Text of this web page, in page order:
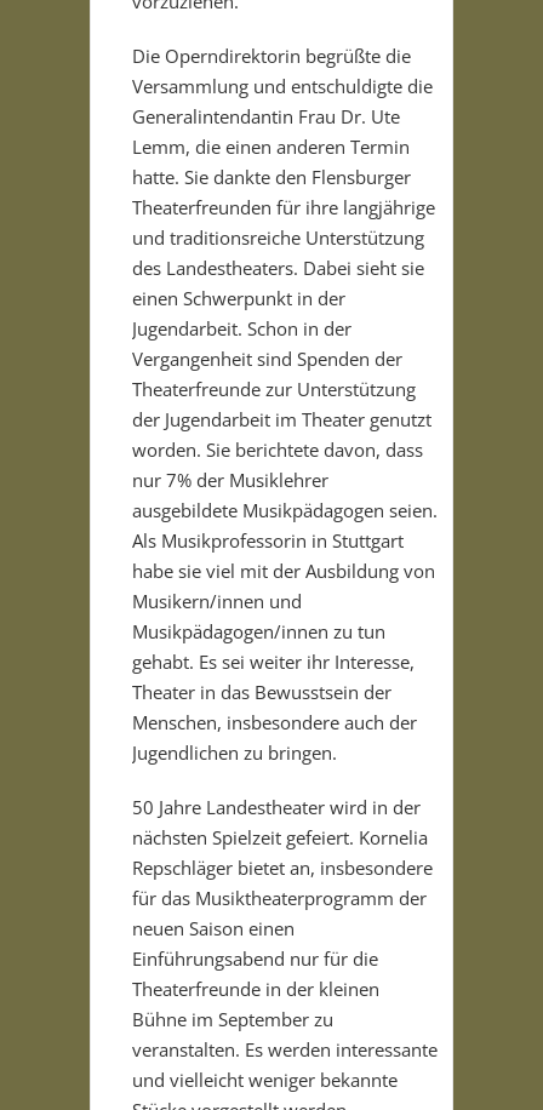
Die Operndirektorin begrüßte die
Versammlung und entschuldigte die
Generalintendantin Frau Dr. Ute
Lemm, die einen anderen Termin
hatte. Sie dankte den Flensburger
Theaterfreunden für ihre langjährige
und traditionsreiche Unterstützung
des Landestheaters. Dabei sieht sie
einen Schwerpunkt in der
Jugendarbeit. Schon in der
Vergangenheit sind Spenden der
Theaterfreunde zur Unterstützung
der Jugendarbeit im Theater genutzt
worden. Sie berichtete davon, dass
nur 7% der Musiklehrer
ausgebildete Musikpädagogen seien.
Als Musikprofessorin in Stuttgart
habe sie viel mit der Ausbildung von
Musikern/innen und
Musikpädagogen/innen zu tun
gehabt. Es sei weiter ihr Interesse,
Theater in das Bewusstsein der
Menschen, insbesondere auch der
Jugendlichen zu bringen.
50 Jahre Landestheater wird in der
nächsten Spielzeit gefeiert. Kornelia
Repschläger bietet an, insbesondere
für das Musiktheaterprogramm der
neuen Saison einen
Einführungsabend nur für die
Theaterfreunde in der kleinen
Bühne im September zu
veranstalten. Es werden interessante
und vielleicht weniger bekannte